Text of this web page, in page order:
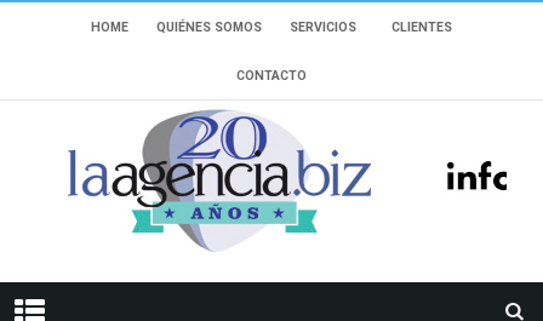
HOME QUIÉNES SOMOS SERVICIOS CLIENTES
CONTACTO